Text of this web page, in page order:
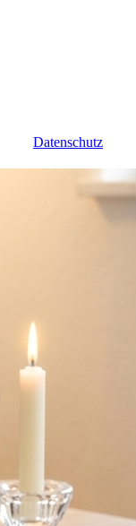
Datenschutz